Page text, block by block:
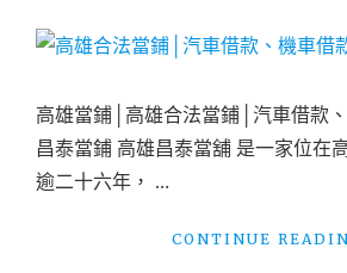
高雄當鋪│高雄合法當鋪│汽車借款
昌泰當鋪 高雄昌泰當舖 是一家位在
逾二十六年， …
CONTINUE